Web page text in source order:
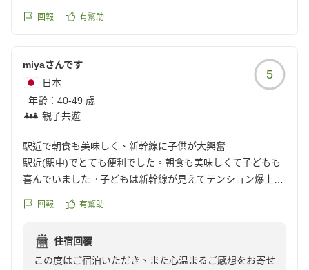
回報 有幫助
miyaさんです
日本
年齡： 40-49 歲
親子共遊
5
駅近で朝食も美味しく、新幹線に子供が大興奮
駅近(駅中)でとても便利でした。朝食も美味しくて子どもも
喜んでいました。子どもは新幹線が見えてテンション爆上が
クチコミの詳細はこちらから
reviewId=33123478319987
回報 有幫助
住宿回覆
この度はご宿泊いただき、また心温まるご感想をお寄せ